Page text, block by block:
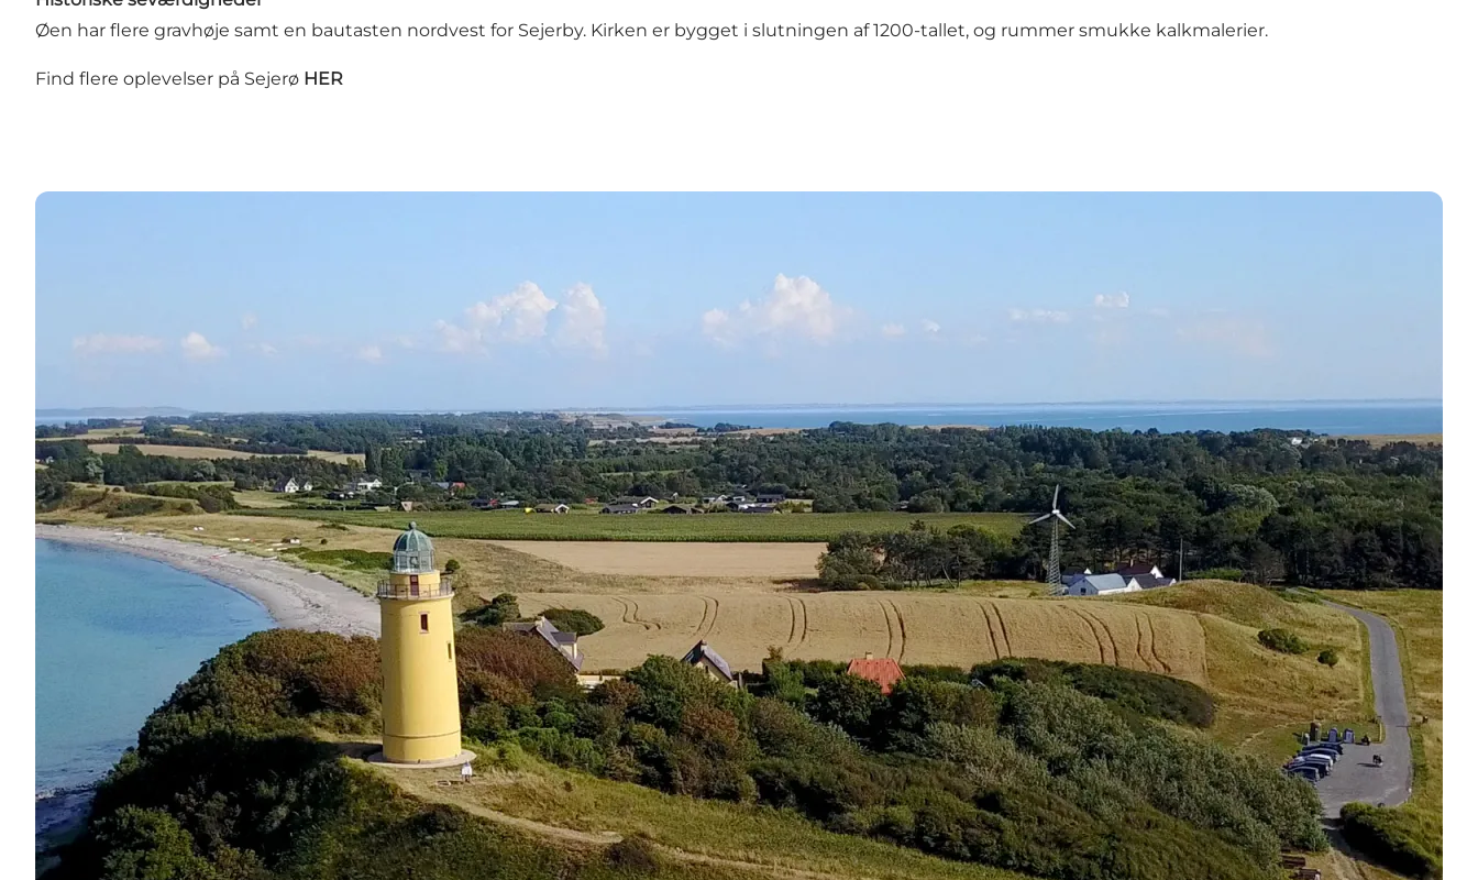
Øen har flere gravhøje samt en bautasten nordvest for Sejerby. Kirken er bygget i slutningen af 1200-tallet, og rummer smukke kalkmalerier.
Find flere oplevelser på Sejerø HER